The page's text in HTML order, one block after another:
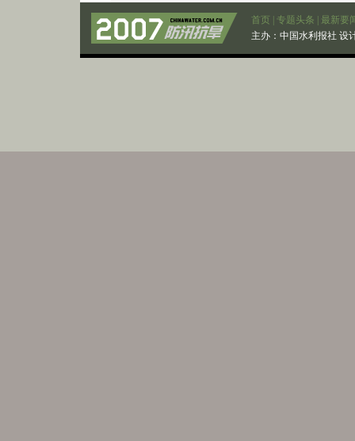
首页 专题头条
最新要
主办： 中国水利报社 设